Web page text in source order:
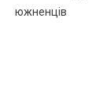
южненців